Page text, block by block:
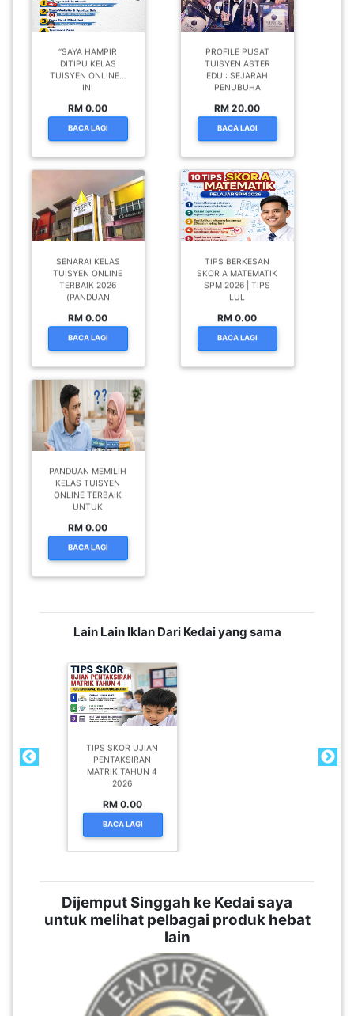
“SAYA HAMPIR
DITIPU KELAS
TUISYEN ONLINE…
INI
RM 0.00
BACA LAGI
PROFILE PUSAT
TUISYEN ASTER
EDU : SEJARAH
PENUBUHA
RM 20.00
BACA LAGI
SENARAI KELAS
TUISYEN ONLINE
TERBAIK 2026
(PANDUAN
RM 0.00
BACA LAGI
TIPS BERKESAN
SKOR A MATEMATIK
SPM 2026 | TIPS
LUL
RM 0.00
BACA LAGI
PANDUAN MEMILIH
KELAS TUISYEN
ONLINE TERBAIK
UNTUK
RM 0.00
BACA LAGI
Lain Lain Iklan Dari Kedai yang sama
TIPS SKOR UJIAN
PENTAKSIRAN
MATRIK TAHUN 4
2026
RM 0.00
BACA LAGI
Dijemput Singgah ke Kedai saya
untuk melihat pelbagai produk hebat
lain